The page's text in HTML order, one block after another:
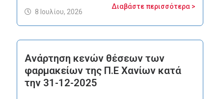
Διαβάστε περισσότερα >
8 Ιουλίου, 2026
Ανάρτηση κενών θέσεων των
φαρμακείων της Π.Ε Χανίων κατά
την 31-12-2025